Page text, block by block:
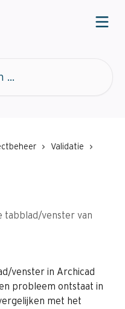
Validatie
tabblad/venster van
venster in Archicad
probleem ontstaat in
met het